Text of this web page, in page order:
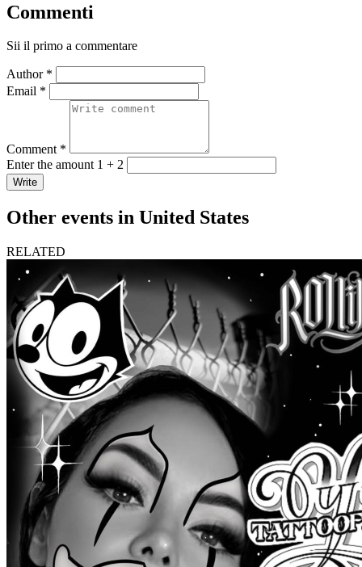
Commenti
Sii il primo a commentare
Author *
Email *
Comment *
Enter the amount 1 + 2
Write
Other events in United States
RELATED